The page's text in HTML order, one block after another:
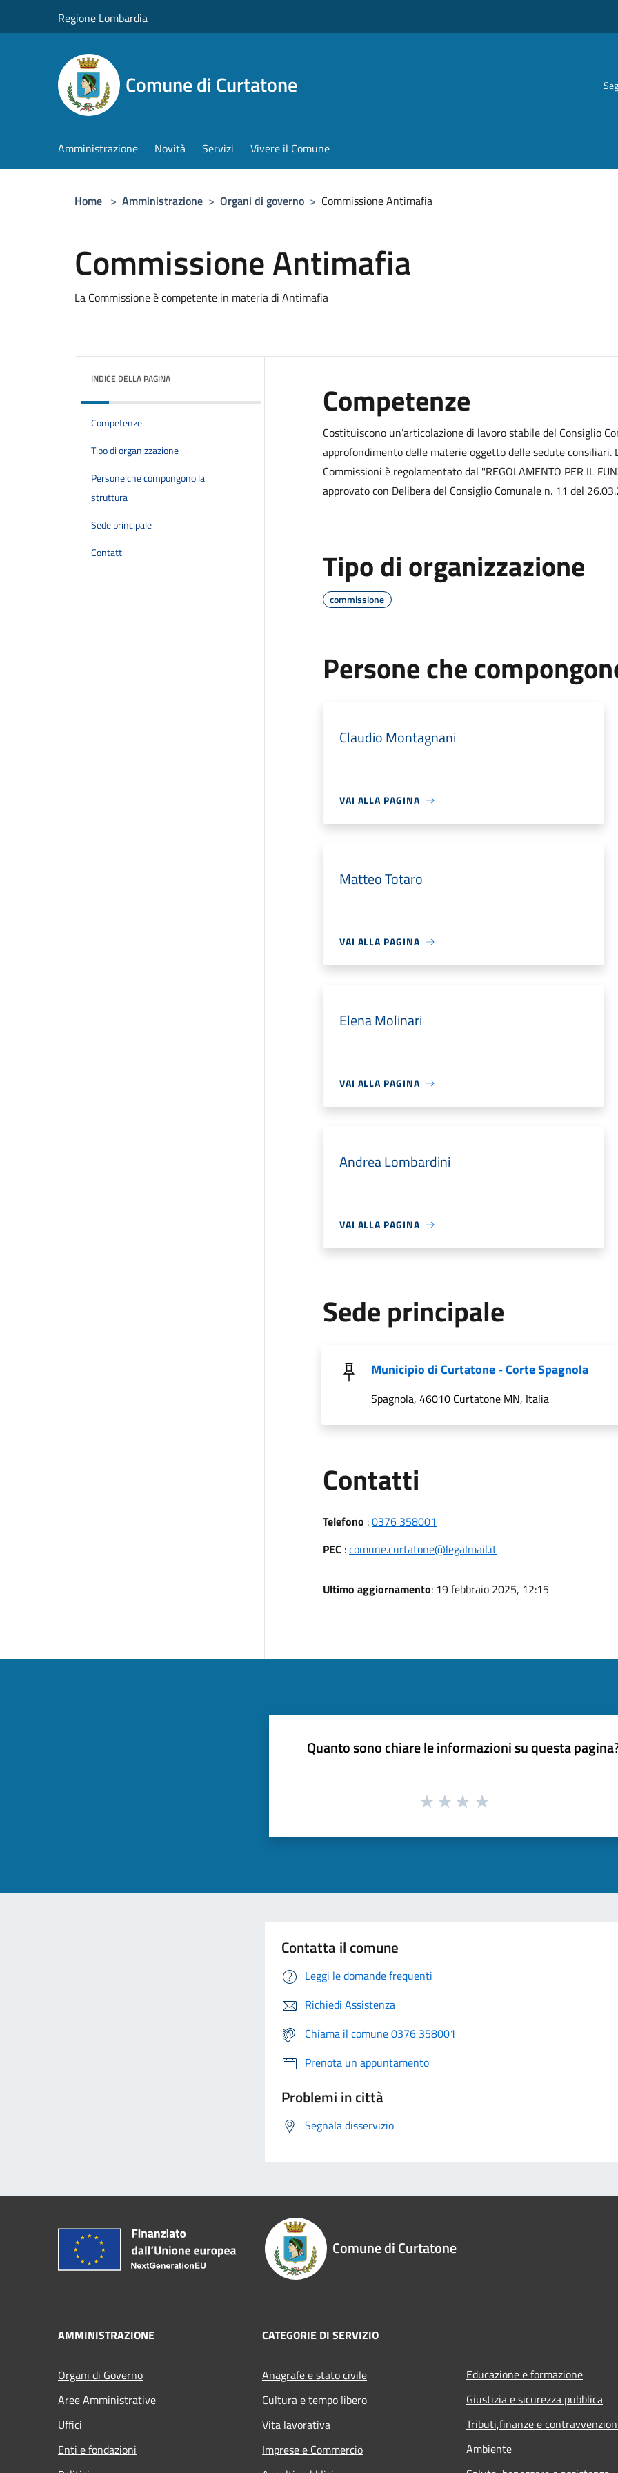
Regione Lombardia
Comune di Curtatone
Amministrazione Novità Servizi Vivere il Comune
Home > Amministrazione > Organi di governo > Commissione Antimafia
Commissione Antimafia
La Commissione è competente in materia di Antimafia
INDICE DELLA PAGINA
Competenze
Tipo di organizzazione
Persone che compongono la
struttura
Sede principale
Contatti
Competenze
Costituiscono un’articolazione di lavoro stabile del Consiglio
approfondimento delle materie oggetto delle sedute
Commissioni è regolamentato dal "REGOLAMENTO PER IL
approvato con Delibera del Consiglio Comunale n. 11 del
Tipo di organizzazione
commissione
Persone che
Claudio Montagnani
VAI ALLA PAGINA
Matteo Totaro
VAI ALLA PAGINA
Elena Molinari
VAI ALLA PAGINA
Andrea Lombardini
VAI ALLA PAGINA
Sede principale
Municipio di Curtatone - Corte Spagnola
Spagnola, 46010 Curtatone MN, Italia
Contatti
Telefono :0376 358001
PEC :comune.curtatone@legalmail.it
Ultimo aggiornamento: 19 febbraio 2025, 12:15
Quanto sono chiare le informazioni su questa
Contatta il comune
Leggi le domande frequenti
Richiedi Assistenza
Chiama il comune 0376 358001
Prenota un appuntamento
Problemi in città
Segnala disservizio
Comune di Curtatone
AMMINISTRAZIONE
Organi di Governo
Aree Amministrative
Uffici
Enti e fondazioni
CATEGORIE DI SERVIZIO
Anagrafe e stato civile
Cultura e tempo libero
Vita lavorativa
Imprese e Commercio
Educazione e formazione
Giustizia e sicurezza pubblica
Tributi,finanze e
Ambiente